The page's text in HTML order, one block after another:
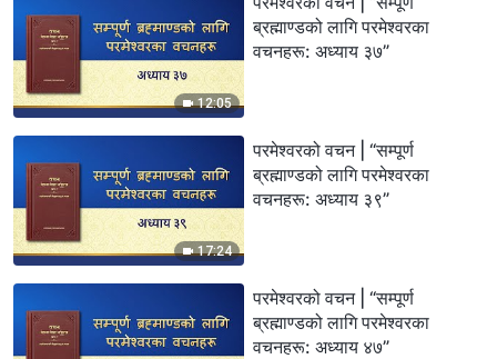
12:05
ब्रह्माण्डको लागि परमेश्‍वरका
वचनहरू: अध्याय ३७”
17:24
परमेश्‍वरको वचन | “सम्पूर्ण
ब्रह्माण्डको लागि परमेश्‍वरका
वचनहरू: अध्याय ३९”
परमेश्‍वरको वचन | “सम्पूर्ण
ब्रह्माण्डको लागि परमेश्‍वरका
वचनहरू: अध्याय ४७”